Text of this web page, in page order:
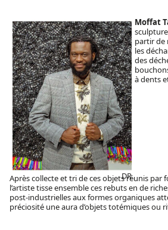
DR
Moffat
partir de
les
des
à dents
Après collecte et tri de ces objets réunis par
l’artiste tisse ensemble ces rebuts en de
post-industrielles aux formes organiques
préciosité une aura d’objets totémiques ou